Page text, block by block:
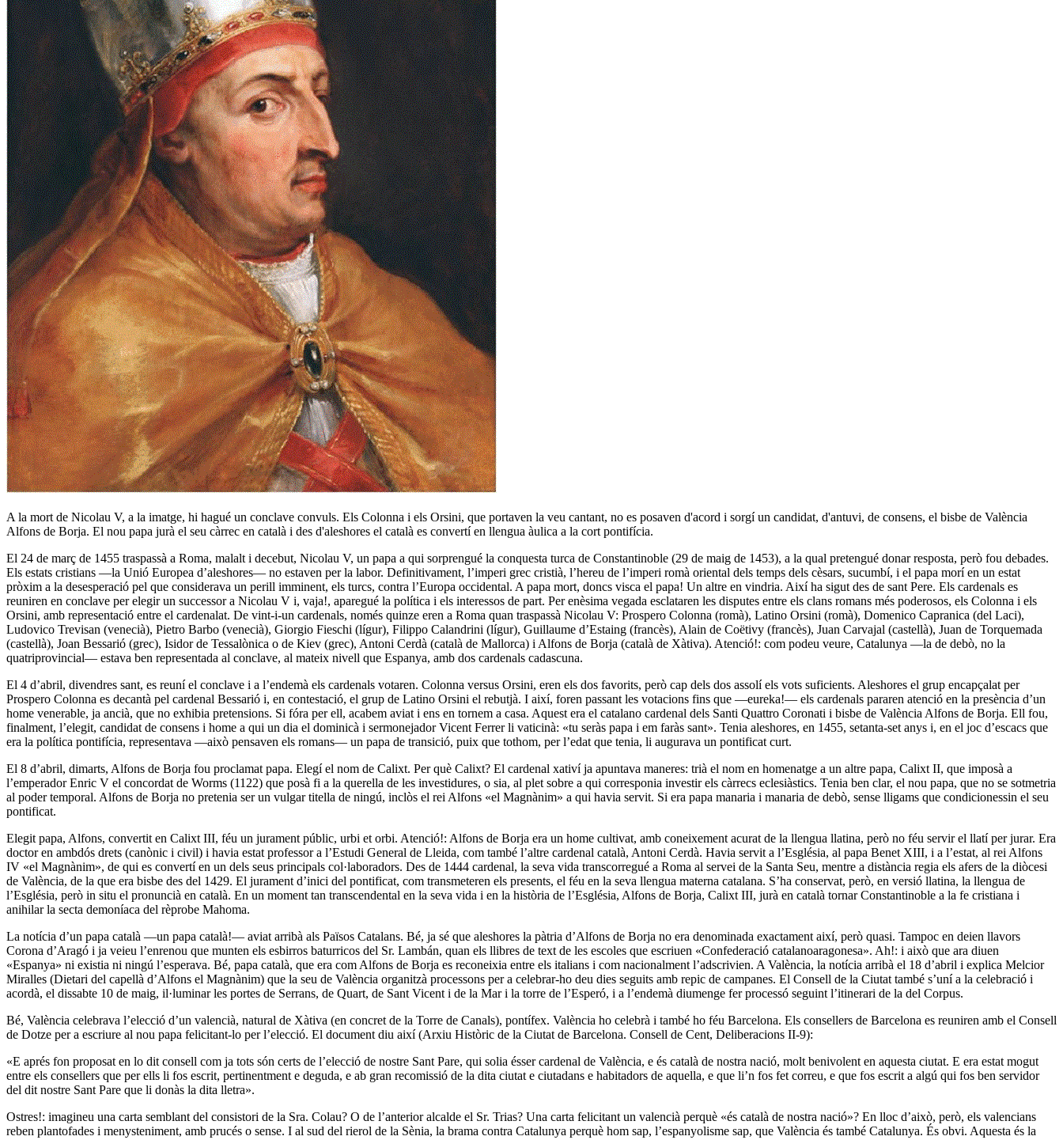
A la mort de Nicolau V, a la imatge, hi hagué un conclave convuls. Els Colonna i els Orsini, que portaven la veu cantant, no es posaven d'acord i sorgí un candidat, d'antuvi, de consens, el bisbe de València
Alfons de Borja. El nou papa jurà el seu càrrec en català i des d'aleshores el català es convertí en llengua àulica a la cort pontifícia.
El 24 de març de 1455 traspassà a Roma, malalt i decebut, Nicolau V, un papa a qui sorprengué la conquesta turca de Constantinoble (29 de maig de 1453), a la qual pretengué donar resposta, però fou debades.
Els estats cristians ―la Unió Europea d’aleshores― no estaven per la labor. Definitivament, l’imperi grec cristià, l’hereu de l’imperi romà oriental dels temps dels cèsars, sucumbí, i el papa morí en un estat
pròxim a la desesperació pel que considerava un perill imminent, els turcs, contra l’Europa occidental. A papa mort, doncs visca el papa! Un altre en vindria. Així ha sigut des de sant Pere. Els cardenals es
reuniren en conclave per elegir un successor a Nicolau V i, vaja!, aparegué la política i els interessos de part. Per enèsima vegada esclataren les disputes entre els clans romans més poderosos, els Colonna i els
Orsini, amb representació entre el cardenalat. De vint-i-un cardenals, només quinze eren a Roma quan traspassà Nicolau V: Prospero Colonna (romà), Latino Orsini (romà), Domenico Capranica (del Laci),
Ludovico Trevisan (venecià), Pietro Barbo (venecià), Giorgio Fieschi (lígur), Filippo Calandrini (lígur), Guillaume d’Estaing (francès), Alain de Coëtivy (francès), Juan Carvajal (castellà), Juan de Torquemada
(castellà), Joan Bessarió (grec), Isidor de Tessalònica o de Kiev (grec), Antoni Cerdà (català de Mallorca) i Alfons de Borja (català de Xàtiva). Atenció!: com podeu veure, Catalunya —la de debò, no la
quatriprovincial— estava ben representada al conclave, al mateix nivell que Espanya, amb dos cardenals cadascuna.
El 4 d’abril, divendres sant, es reuní el conclave i a l’endemà els cardenals votaren. Colonna versus Orsini, eren els dos favorits, però cap dels dos assolí els vots suficients. Aleshores el grup encapçalat per
Prospero Colonna es decantà pel cardenal Bessarió i, en contestació, el grup de Latino Orsini el rebutjà. I així, foren passant les votacions fins que ―eureka!― els cardenals pararen atenció en la presència d’un
home venerable, ja ancià, que no exhibia pretensions. Si fóra per ell, acabem aviat i ens en tornem a casa. Aquest era el catalano cardenal dels Santi Quattro Coronati i bisbe de València Alfons de Borja. Ell fou,
finalment, l’elegit, candidat de consens i home a qui un dia el dominicà i sermonejador Vicent Ferrer li vaticinà: «tu seràs papa i em faràs sant». Tenia aleshores, en 1455, setanta-set anys i, en el joc d’escacs que
era la política pontifícia, representava ―això pensaven els romans― un papa de transició, puix que tothom, per l’edat que tenia, li augurava un pontificat curt.
El 8 d’abril, dimarts, Alfons de Borja fou proclamat papa. Elegí el nom de Calixt. Per què Calixt? El cardenal xativí ja apuntava maneres: trià el nom en homenatge a un altre papa, Calixt II, que imposà a
l’emperador Enric V el concordat de Worms (1122) que posà fi a la querella de les investidures, o sia, al plet sobre a qui corresponia investir els càrrecs eclesiàstics. Tenia ben clar, el nou papa, que no se sotmetria
al poder temporal. Alfons de Borja no pretenia ser un vulgar titella de ningú, inclòs el rei Alfons «el Magnànim» a qui havia servit. Si era papa manaria i manaria de debò, sense lligams que condicionessin el seu
pontificat.
Elegit papa, Alfons, convertit en Calixt III, féu un jurament públic, urbi et orbi. Atenció!: Alfons de Borja era un home cultivat, amb coneixement acurat de la llengua llatina, però no féu servir el llatí per jurar. Era
doctor en ambdós drets (canònic i civil) i havia estat professor a l’Estudi General de Lleida, com també l’altre cardenal català, Antoni Cerdà. Havia servit a l’Església, al papa Benet XIII, i a l’estat, al rei Alfons
IV «el Magnànim», de qui es convertí en un dels seus principals col·laboradors. Des de 1444 cardenal, la seva vida transcorregué a Roma al servei de la Santa Seu, mentre a distància regia els afers de la diòcesi
de València, de la que era bisbe des del 1429. El jurament d’inici del pontificat, com transmeteren els presents, el féu en la seva llengua materna catalana. S’ha conservat, però, en versió llatina, la llengua de
l’Església, però in situ el pronuncià en català. En un moment tan transcendental en la seva vida i en la història de l’Església, Alfons de Borja, Calixt III, jurà en català tornar Constantinoble a la fe cristiana i
anihilar la secta demoníaca del rèprobe Mahoma.
La notícia d’un papa català ―un papa català!― aviat arribà als Països Catalans. Bé, ja sé que aleshores la pàtria d’Alfons de Borja no era denominada exactament així, però quasi. Tampoc en deien llavors
Corona d’Aragó i ja veieu l’enrenou que munten els esbirros baturricos del Sr. Lambán, quan els llibres de text de les escoles que escriuen «Confederació catalanoaragonesa». Ah!: i això que ara diuen
«Espanya» ni existia ni ningú l’esperava. Bé, papa català, que era com Alfons de Borja es reconeixia entre els italians i com nacionalment l’adscrivien. A València, la notícia arribà el 18 d’abril i explica Melcior
Miralles (Dietari del capellà d’Alfons el Magnànim) que la seu de València organitzà processons per a celebrar-ho deu dies seguits amb repic de campanes. El Consell de la Ciutat també s’uní a la celebració i
acordà, el dissabte 10 de maig, il·luminar les portes de Serrans, de Quart, de Sant Vicent i de la Mar i la torre de l’Esperó, i a l’endemà diumenge fer processó seguint l’itinerari de la del Corpus.
Bé, València celebrava l’elecció d’un valencià, natural de Xàtiva (en concret de la Torre de Canals), pontífex. València ho celebrà i també ho féu Barcelona. Els consellers de Barcelona es reuniren amb el Consell
de Dotze per a escriure al nou papa felicitant-lo per l’elecció. El document diu així (Arxiu Històric de la Ciutat de Barcelona. Consell de Cent, Deliberacions II-9):
«E aprés fon proposat en lo dit consell com ja tots són certs de l’elecció de nostre Sant Pare, qui solia ésser cardenal de València, e és català de nostra nació, molt benivolent en aquesta ciutat. E era estat mogut
entre els consellers que per ells li fos escrit, pertinentment e deguda, e ab gran recomissió de la dita ciutat e ciutadans e habitadors de aquella, e que li’n fos fet correu, e que fos escrit a algú qui fos ben servidor
del dit nostre Sant Pare que li donàs la dita lletra».
Ostres!: imagineu una carta semblant del consistori de la Sra. Colau? O de l’anterior alcalde el Sr. Trias? Una carta felicitant un valencià perquè «és català de nostra nació»? En lloc d’això, però, els valencians
reben plantofades i menysteniment, amb prucés o sense. I al sud del rierol de la Sènia, la brama contra Catalunya perquè hom sap, l’espanyolisme sap, que València és també Catalunya. És obvi. Aquesta és la